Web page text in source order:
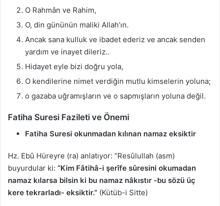
O Rahmân ve Rahim,
O, din gününün maliki Allah’ın.
Ancak sana kulluk ve ibadet ederiz ve ancak senden
yardım ve inayet dileriz..
Hidayet eyle bizi doğru yola,
O kendilerine nimet verdiğin mutlu kimselerin yoluna;
o gazaba uğramışların ve o sapmışların yoluna değil.
Fatiha Suresi Fazileti ve Önemi
Fatiha Suresi okunmadan kılınan namaz eksiktir
Hz. Ebû Hüreyre (ra) anlatıyor: “Resûlullah (asm)
buyurdular ki: “Kim Fâtihâ-i şerîfe sûresini okumadan
namaz kılarsa bilsin ki bu namaz nâkıstır -bu sözü üç
kere tekrarladı- eksiktir.” (Kütüb-i Sitte)